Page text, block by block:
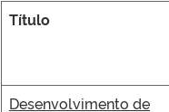
Título
Desenvolvimento de